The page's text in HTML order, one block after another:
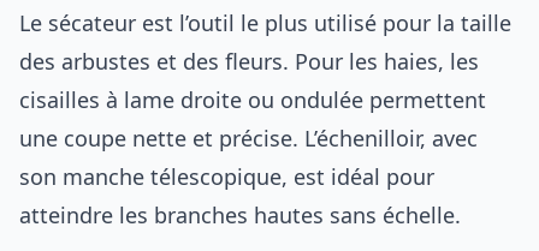
Le sécateur est l’outil le plus utilisé pour la taille
des arbustes et des fleurs. Pour les haies, les
cisailles à lame droite ou ondulée permettent
une coupe nette et précise. L’échenilloir, avec
son manche télescopique, est idéal pour
atteindre les branches hautes sans échelle.